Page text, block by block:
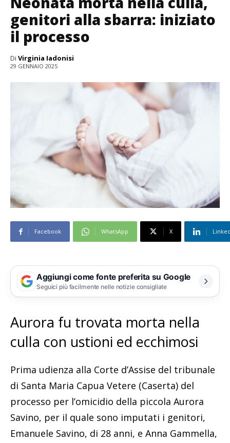
genitori alla sbarra: iniziato
il processo
Di Virginia Iadonisi
29 GENNAIO 2025
Facebook WhatsApp X
Aggiungi come fonte preferita su Google
Seguici più facilmente nelle notizie consigliate
Aurora fu trovata morta nella
culla con ustioni ed ecchimosi
Prima udienza alla Corte d’Assise del tribunale
di Santa Maria Capua Vetere (Caserta) del
processo per l’omicidio della piccola Aurora
Savino, per il quale sono imputati i genitori,
Emanuele Savino, di 28 anni, e Anna Gammella,